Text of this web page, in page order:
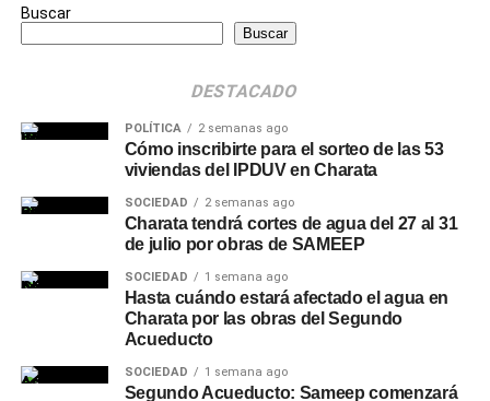
Buscar
Buscar
DESTACADO
POLÍTICA 2 semanas ago
Cómo inscribirte para el sorteo de las 53
viviendas del IPDUV en Charata
SOCIEDAD 2 semanas ago
Charata tendrá cortes de agua del 27 al 31
de julio por obras de SAMEEP
SOCIEDAD 1 semana ago
Hasta cuándo estará afectado el agua en
Charata por las obras del Segundo
Acueducto
SOCIEDAD 1 semana ago
Segundo Acueducto: Sameep comenzará